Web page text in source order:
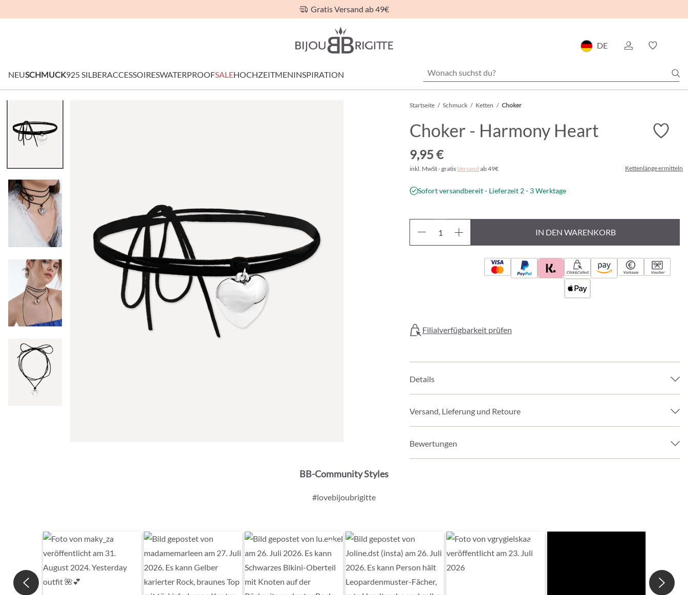
Gratis Versand ab 49€
DE
NEUSCHMUCK925 SILBERACCESSOIRESWATERPROOFSALEHOCHZEITMENINSPIRATION
Startseite / Schmuck / Ketten / Choker
Choker - Harmony Heart
9,95 €
inkl. MwSt - gratisVersand ab 49€ Kettenlänge ermitteln
Sofort versandbereit - Lieferzeit 2 - 3 Werktage
IN DEN WARENKORB
Click&Collect Vorkasse Voucher
Filialverfügbarkeit prüfen
Details
Versand, Lieferung und Retoure
Bewertungen
BB-Community Styles
#lovebijoubrigitte